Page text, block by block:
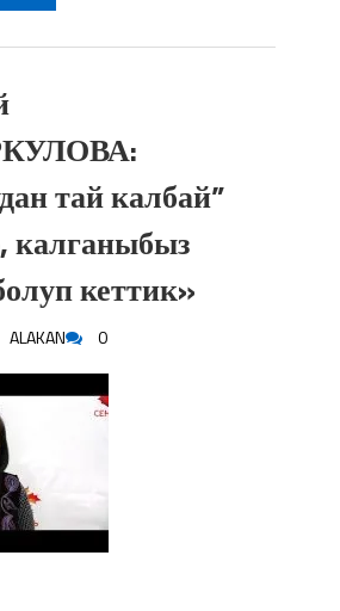
тай калбай”
калганыбыз
кеттик»
ALAKAN 0